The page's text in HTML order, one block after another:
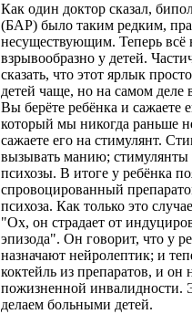
Как один доктор сказал,
(БАР) было таким редким,
несуществующим. Теперь всё
взрывообразно у детей.
сказать, что этот ярлык
детей чаще, но на самом деле
Вы берёте ребёнка и сажаете
который мы никогда раньше
сажаете его на стимулянт.
вызывать манию; стимулянты
психозы. В итоге у ребёнка
спровоцированный
психоза. Как только это
"Ох, он страдает от
эпизода". Он говорит, что у
назначают нейролептик; и
коктейль из препаратов, и он
пожизненной инвалидности.
делаем больными детей.